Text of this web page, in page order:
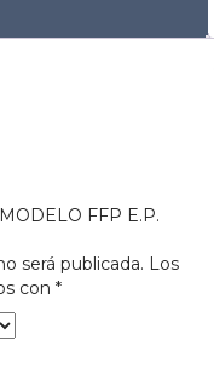
FFP E.P.
será publicada. Los
con *